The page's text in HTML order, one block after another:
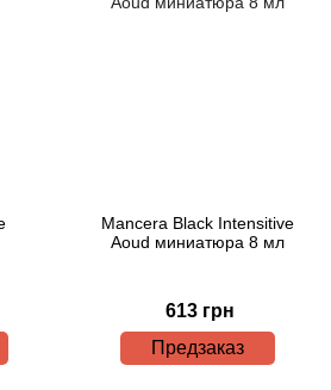
Mancera Black Intensitive
Aoud миниатюра 8 мл
613 грн
Предзаказ